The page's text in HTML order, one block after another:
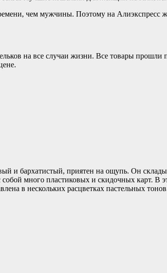
чем мужчины. Поэтому на Алиэкспресс
на все случаи жизни. Все товары прошли
и бархатистый, приятен на ощупь. Он
много пластиковых и скидочных карт. В
в нескольких расцветках пастельных